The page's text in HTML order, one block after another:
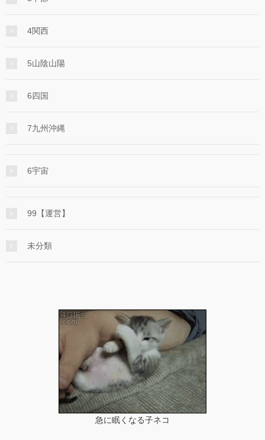
4関西
5山陰山陽
6四国
7九州沖縄
6宇宙
99【運営】
未分類
急に眠くなる子ネコ